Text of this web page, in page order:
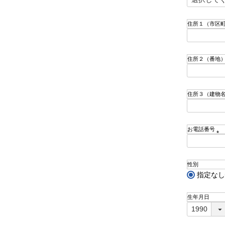
須
)
住所１（市区
住所２（番地）
住所３（建物名
お電話番号
須
)
性別
指定なし
生年月日